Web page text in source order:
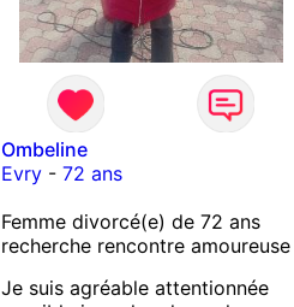
Ombeline
Evry -72 ans
Femme divorcé(e) de 72 ans
recherche rencontre amoureuse
Je suis agréable attentionnée